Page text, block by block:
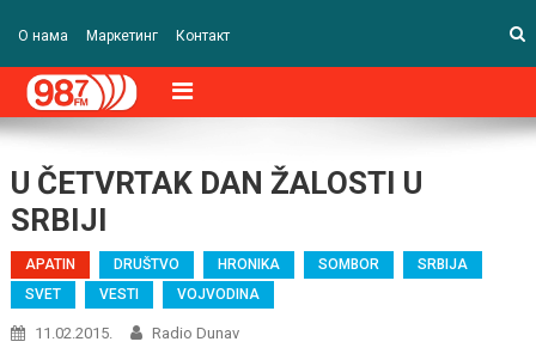
О нама Маркетинг Контакт
U ČETVRTAK DAN ŽALOSTI U
SRBIJI
APATIN DRUŠTVO HRONIKA SOMBOR
SRBIJA
SVET
VESTI VOJVODINA
11.02.2015. Radio Dunav